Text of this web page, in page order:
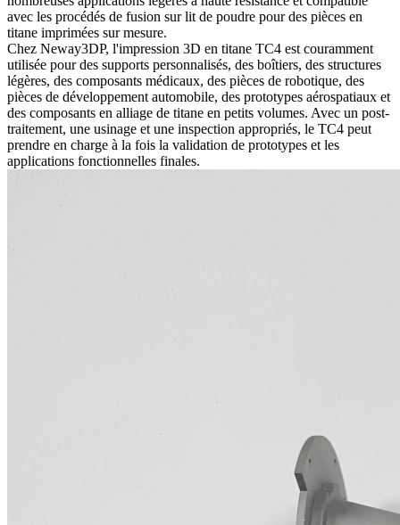
avec les procédés de fusion sur lit de poudre pour des pièces en
titane imprimées sur mesure.
Chez Neway3DP, l'impression 3D en titane TC4 est couramment
utilisée pour des supports personnalisés, des boîtiers, des structures
légères, des composants médicaux, des pièces de robotique, des
pièces de développement automobile, des prototypes aérospatiaux et
des composants en alliage de titane en petits volumes. Avec un post-
traitement, une usinage et une inspection appropriés, le TC4 peut
prendre en charge à la fois la validation de prototypes et les
applications fonctionnelles finales.